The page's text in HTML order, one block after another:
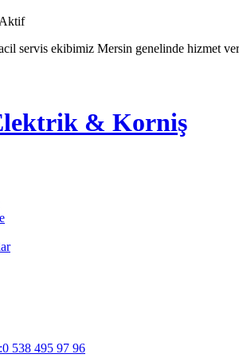
servis ekibimiz Mersin genelinde hizmet
& Korniş
0 538 495 97 96